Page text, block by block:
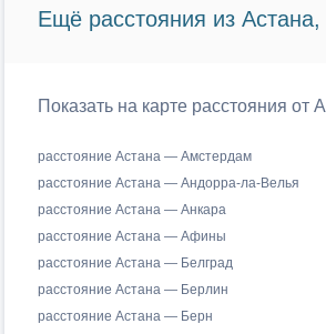
Ещё расстояния из
Показать на карте расстояния
расстояние Астана — Амстердам
расстояние Астана — Андорра-ла-Велья
расстояние Астана — Анкара
расстояние Астана — Афины
расстояние Астана — Белград
расстояние Астана — Берлин
расстояние Астана — Берн